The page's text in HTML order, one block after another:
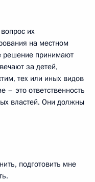
их
на местном
решение принимают
за детей,
тех или иных видов
– это ответственность
властей. Они должны
подготовить мне